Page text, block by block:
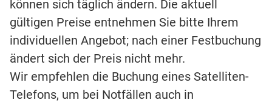
können sich täglich ändern. Die aktuell
gültigen Preise entnehmen Sie bitte Ihrem
individuellen Angebot; nach einer Festbuchung
ändert sich der Preis nicht mehr.
Wir empfehlen die Buchung eines Satelliten-
Telefons, um bei Notfällen auch in